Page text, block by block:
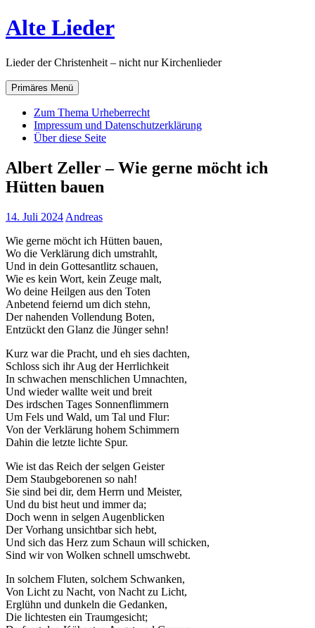
Zum
Inhalt
Alte Lieder
Lieder der Christenheit – nicht nur Kirchenlieder
Primäres Menü
Zum Thema Urheberrecht
Impressum und Datenschutzerklärung
Über diese Seite
Albert Zeller – Wie gerne möcht ich
Hütten bauen
14. Juli 2024 Andreas
Wie gerne möcht ich Hütten bauen,
Wo die Verklärung dich umstrahlt,
Und in dein Gottesantlitz schauen,
Wie es kein Wort, kein Zeuge malt,
Wo deine Heilgen aus den Toten
Anbetend feiernd um dich stehn,
Der nahenden Vollendung Boten,
Entzückt den Glanz die Jünger sehn!
Kurz war die Pracht, und eh sies dachten,
Schloss sich ihr Aug der Herrlichkeit
In schwachen menschlichen Umnachten,
Und wieder wallte weit und breit
Des irdschen Tages Sonnenflimmern
Um Fels und Wald, um Tal und Flur:
Von der Verklärung hohem Schimmern
Dahin die letzte lichte Spur.
Wie ist das Reich der selgen Geister
Dem Staubgeborenen so nah!
Sie sind bei dir, dem Herrn und Meister,
Und du bist heut und immer da;
Doch wenn in selgen Augenblicken
Der Vorhang unsichtbar sich hebt,
Und sich das Herz zum Schaun will schicken,
Sind wir von Wolken schnell umschwebt.
In solchem Fluten, solchem Schwanken,
Von Licht zu Nacht, von Nacht zu Licht,
Erglühn und dunkeln die Gedanken,
Die lichtesten ein Traumgesicht;